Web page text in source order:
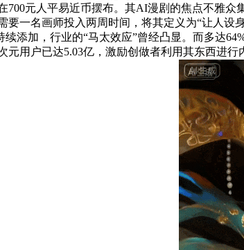
元人平易近币摆布。其AI漫剧的焦点不雅众
一名画师投入两周时间，将其定义为“让人
添加，行业的“马太效应”曾经凸显。而多达
用户已达5.03亿，激励创做者利用其东西进